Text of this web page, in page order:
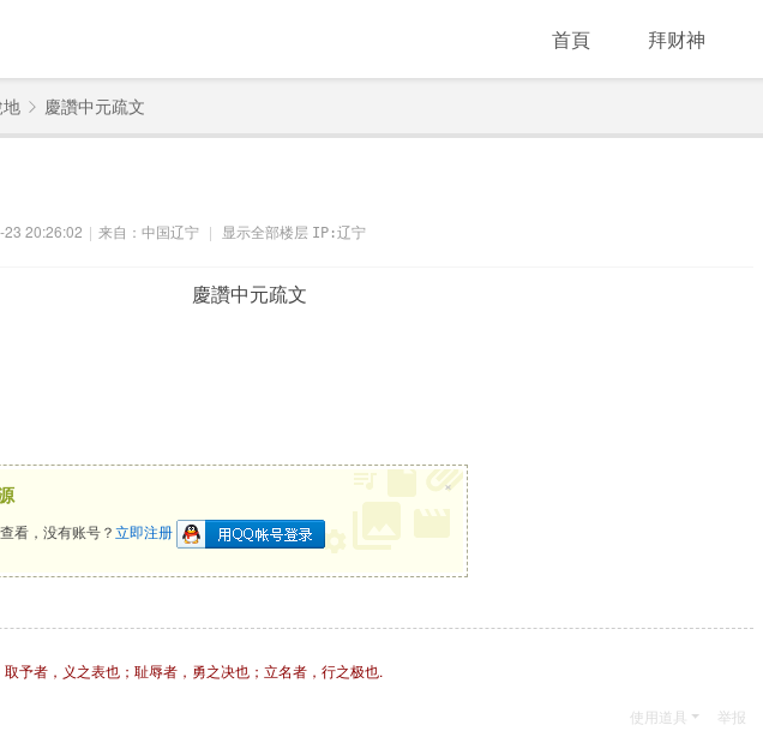
首頁 拜财神
慶讚中元疏文
23 20:26:02 | 来自：中国辽宁 | 显示全部楼层 IP:辽宁
慶讚中元疏文
看，没有账号？立即注册
×
予者，义之表也；耻辱者，勇之决也；立名者，行之极也.
使用道具 举报